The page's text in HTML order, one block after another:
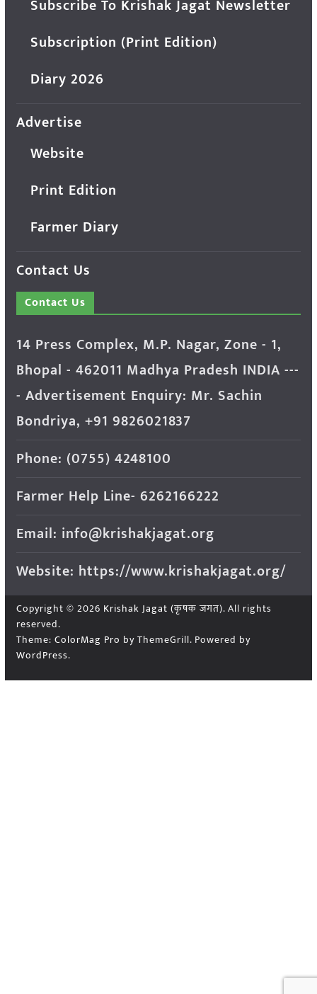
Subscribe To Krishak Jagat Newsletter
Subscription (Print Edition)
Diary 2026
Advertise
Website
Print Edition
Farmer Diary
Contact Us
Contact Us
14 Press Complex, M.P. Nagar, Zone - 1,
Bhopal - 462011 Madhya Pradesh INDIA ---
- Advertisement Enquiry: Mr. Sachin
Bondriya, +91 9826021837
Phone: (0755) 4248100
Farmer Help Line- 6262166222
Email: info@krishakjagat.org
Website: https://www.krishakjagat.org/
Copyright © 2026 Krishak Jagat (कृषक जगत). All rights
reserved.
Theme: ColorMag Pro by ThemeGrill. Powered by
WordPress.